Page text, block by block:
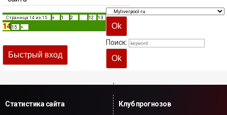
Страница 14 из 15 « 1 2 12 13
1415 »
Поиск:
,
Статистика сайта
Клуб прогнозов